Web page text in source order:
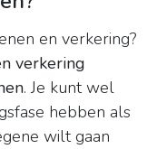
en verkering?
verkering
. Je kunt wel
hebben als
wilt gaan